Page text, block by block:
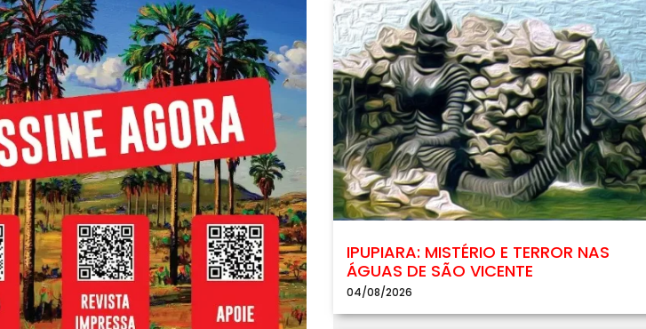
IPUPIARA: MISTÉRIO E TERROR NAS
ÁGUAS DE SÃO VICENTE
04/08/2026